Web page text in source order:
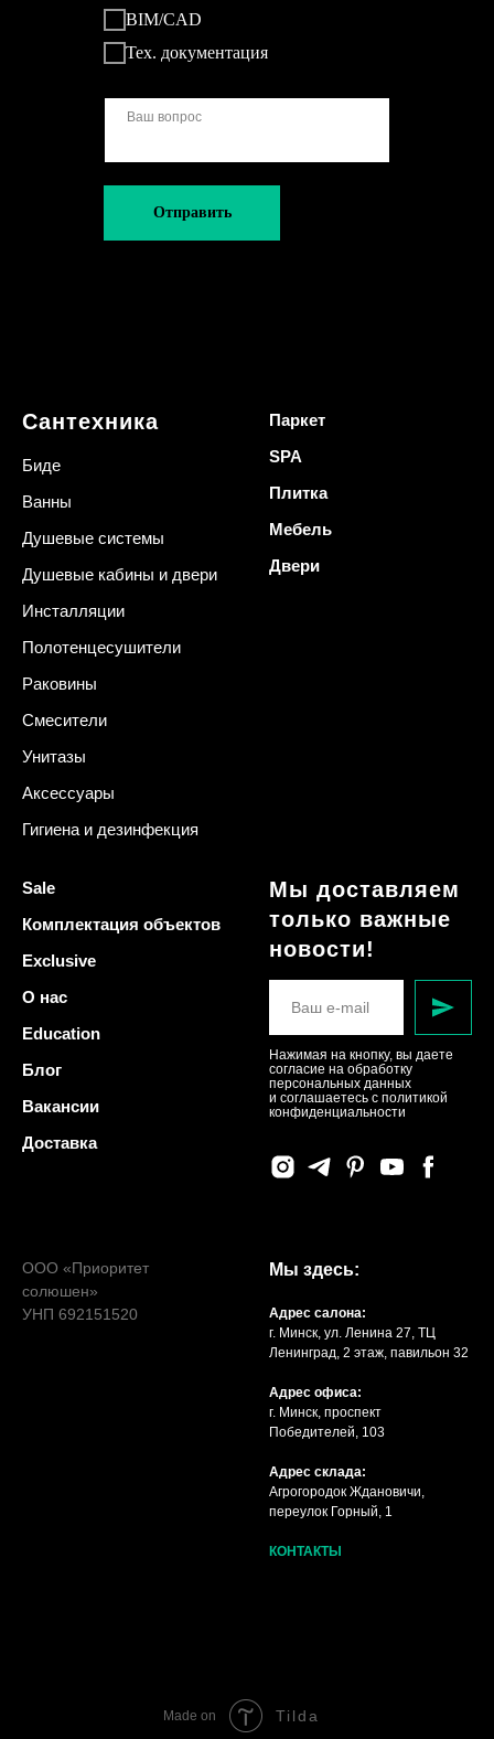
BIM/CAD
Тех. документация
Отправить
Сантехника
Биде
Ванны
Душевые системы
Душевые кабины и двери
Инсталляции
Полотенцесушители
Раковины
Смесители
Унитазы
Аксессуары
Гигиена и дезинфекция
Паркет
SPA
Плитка
Мебель
Двери
Sale
Комплектация объектов
Exclusive
О нас
Education
Блог
Вакансии
Доставка
Мы доставляем
только важные
новости!
Нажимая на кнопку, вы даете
согласие на обработку
персональных данных
и соглашаетесь c политикой
конфиденциальности
ООО «Приоритет
солюшен»
УНП 692151520
Мы здесь:
Адрес салона:
г. Минск, ул. Ленина 27, ТЦ
Ленинград, 2 этаж, павильон 32
Адрес офиса:
г. Минск, проспект
Победителей, 103
Адрес склада:
Агрогородок Ждановичи,
переулок Горный, 1
КОНТАКТЫ
Made on Tilda